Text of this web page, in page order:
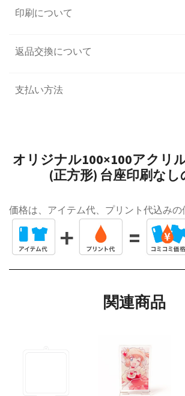
印刷について
返品交換について
支払い方法
オリジナル100×100アクリ
(正方形) 台座印刷なし
価格は、アイテム代、プリント代込みの
関連商品